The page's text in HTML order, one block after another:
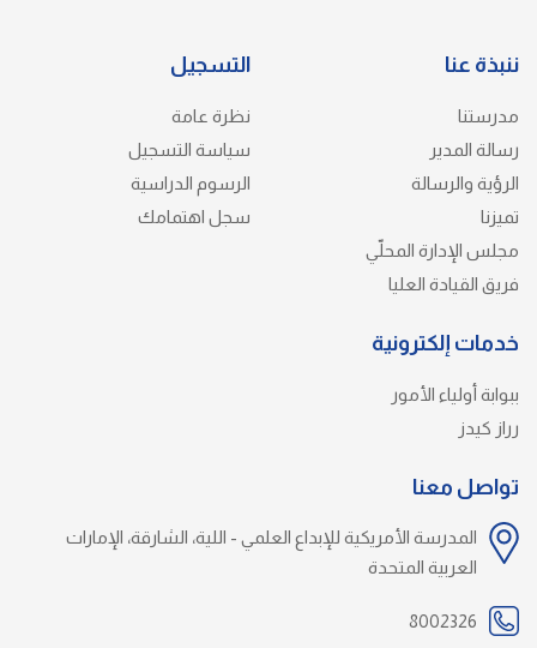
ننبذة عنا
مدرستنا
رسالة المدير
الرؤية والرسالة
تميزنا
مجلس الإدارة المحلّي
فريق القيادة العليا
التسجيل
نظرة عامة
سياسة التسجيل
الرسوم الدراسية
سجل اهتمامك
خدمات إلكترونية
ببوابة أولياء الأمور
رراز كيدز
تواصل معنا
المدرسة الأمريكية للإبداع العلمي - اللية، الشارقة، الإمارات
العربية المتحدة
8002326